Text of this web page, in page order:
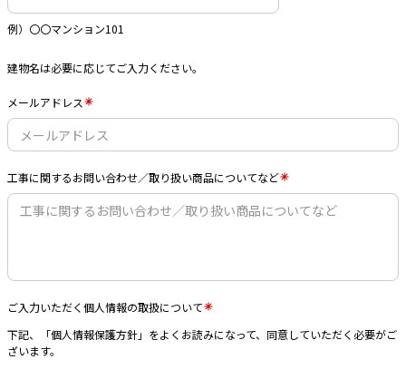
例）〇〇マンション101
建物名は必要に応じてご入力ください。
メールアドレス
工事に関するお問い合わせ／取り扱い商品についてなど
ご入力いただく個人情報の取扱について
下記、「個人情報保護方針」をよくお読みになって、同意していただく必要がご
ざいます。